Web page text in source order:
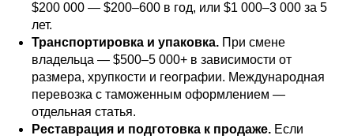
$200 000 — $200–600 в год, или $1 000–3 000 за 5
лет.
Транспортировка и упаковка. При смене
владельца — $500–5 000+ в зависимости от
размера, хрупкости и географии. Международная
перевозка с таможенным оформлением —
отдельная статья.
Реставрация и подготовка к продаже. Если